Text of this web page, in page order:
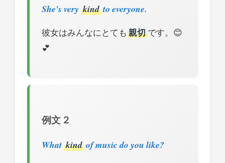
She's very kind to everyone.
彼女はみんなにとても 親切です。😊
💕
例文 2
What kind of music do you like?